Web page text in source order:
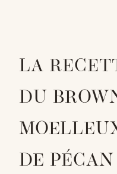
LA
DU
DE PÉCAN